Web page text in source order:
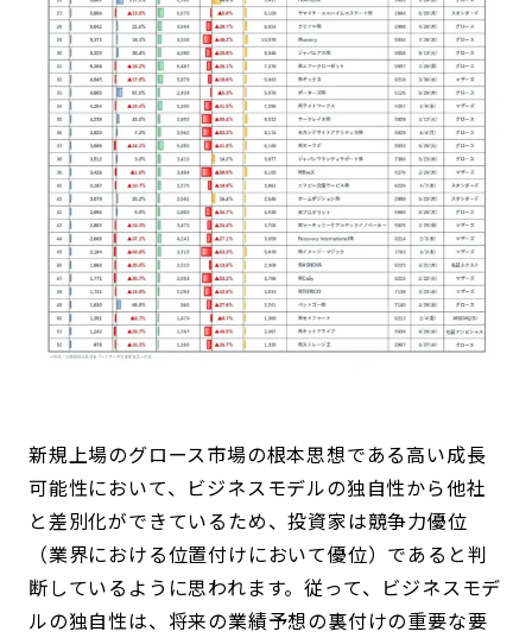
新規上場のグロース市場の根本思想である高い成長
可能性において、ビジネスモデルの独自性から他社
と差別化ができているため、投資家は競争力優位
（業界における位置付けにおいて優位）であると判
断しているように思われます。従って、ビジネスモデ
ルの独自性は、将来の業績予想の裏付けの重要な要